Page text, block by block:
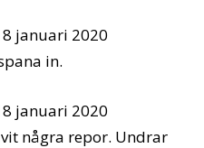
in.
några repor. Undrar